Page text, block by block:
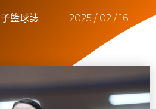
籃球誌 2025 / 02 / 16